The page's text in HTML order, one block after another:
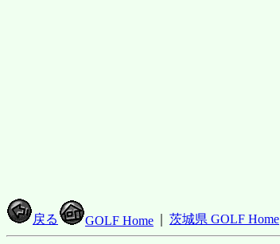
戻る GOLF Home 茨城県 GOLF Home